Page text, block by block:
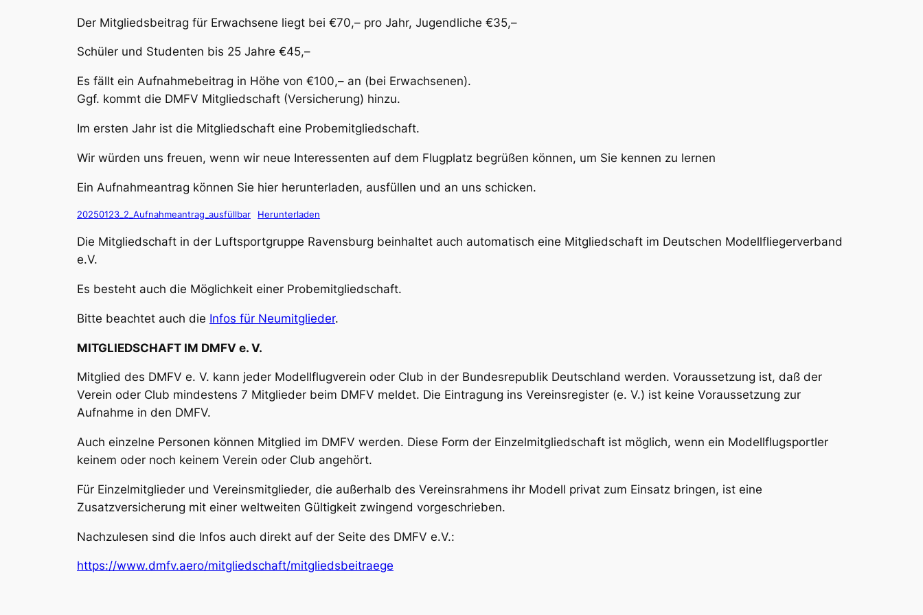
Der Mitgliedsbeitrag für Erwachsene liegt bei €70,– pro Jahr, Jugendliche €35,–
Schüler und Studenten bis 25 Jahre €45,–
Es fällt ein Aufnahmebeitrag in Höhe von €100,– an (bei Erwachsenen).
Ggf. kommt die DMFV Mitgliedschaft (Versicherung) hinzu.
Im ersten Jahr ist die Mitgliedschaft eine Probemitgliedschaft.
Wir würden uns freuen, wenn wir neue Interessenten auf dem Flugplatz begrüßen können, um Sie kennen zu lernen
Ein Aufnahmeantrag können Sie hier herunterladen, ausfüllen und an uns schicken.
20250123_2_Aufnahmeantrag_ausfüllbar Herunterladen
Die Mitgliedschaft in der Luftsportgruppe Ravensburg beinhaltet auch automatisch eine Mitgliedschaft im Deutschen Modellfliegerverband
e.V.
Es besteht auch die Möglichkeit einer Probemitgliedschaft.
Bitte beachtet auch die Infos für Neumitglieder.
MITGLIEDSCHAFT IM DMFV e. V.
Mitglied des DMFV e. V. kann jeder Modellflugverein oder Club in der Bundesrepublik Deutschland werden. Voraussetzung ist, daß der
Verein oder Club mindestens 7 Mitglieder beim DMFV meldet. Die Eintragung ins Vereinsregister (e. V.) ist keine Voraussetzung zur
Aufnahme in den DMFV.
Auch einzelne Personen können Mitglied im DMFV werden. Diese Form der Einzelmitgliedschaft ist möglich, wenn ein Modellflugsportler
keinem oder noch keinem Verein oder Club angehört.
Für Einzelmitglieder und Vereinsmitglieder, die außerhalb des Vereinsrahmens ihr Modell privat zum Einsatz bringen, ist eine
Zusatzversicherung mit einer weltweiten Gültigkeit zwingend vorgeschrieben.
Nachzulesen sind die Infos auch direkt auf der Seite des DMFV e.V.:
https://www.dmfv.aero/mitgliedschaft/mitgliedsbeitraege